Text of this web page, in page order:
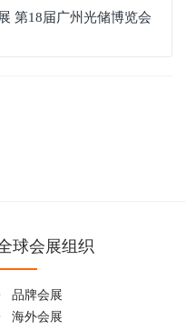
第18届广州光储博览会
球会展组织
品牌会展
海外会展